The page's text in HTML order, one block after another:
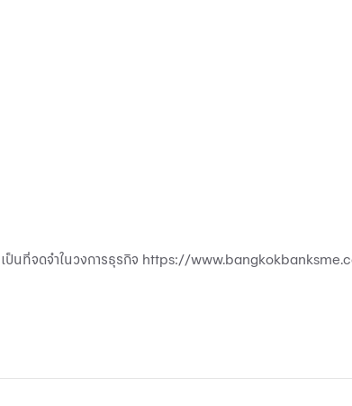
นที่จดจําในวงการธุรกิจ https://